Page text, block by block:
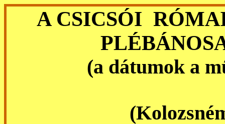
A CSICSÓI
(a dátumok a m